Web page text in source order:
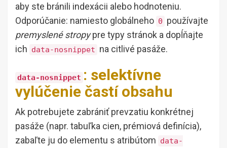
aby ste bránili indexácii alebo hodnoteniu.
Odporúčanie: namiesto globálneho 0 používajte
premyslené stropypre typy stránok a dopĺňajte
ich data-nosnippet na citlivé pasáže.
data-nosnippet : selektívne
vylúčenie častí obsahu
Ak potrebujete zabrániť prevzatiu konkrétnej
pasáže (napr. tabuľka cien, prémiová definícia),
zabaľte ju do elementu s atribútom data-